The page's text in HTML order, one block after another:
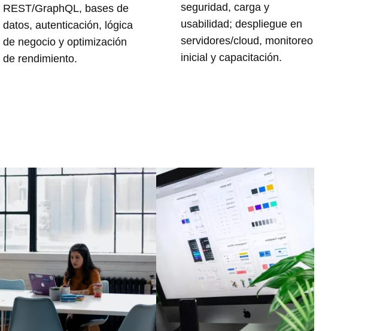
REST/GraphQL, bases de
datos, autenticación, lógica
de negocio y optimización
de rendimiento.
seguridad, carga y
usabilidad; despliegue en
servidores/cloud, monitoreo
inicial y capacitación.